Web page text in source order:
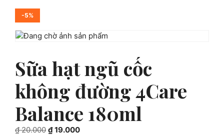
-5%
Sữa hạt ngũ cốc
không đường 4Care
Balance 180ml
₫20.000 Giá
₫19.000Giá